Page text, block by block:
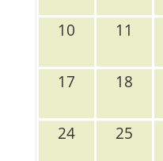
10 11
17 18
24 25